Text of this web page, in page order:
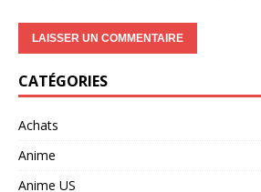
CATÉGORIES
Achats
Anime
Anime US